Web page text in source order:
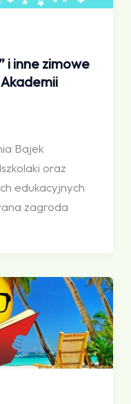
i inne zimowe
Bajek
oraz
edukacyjnych
zagroda